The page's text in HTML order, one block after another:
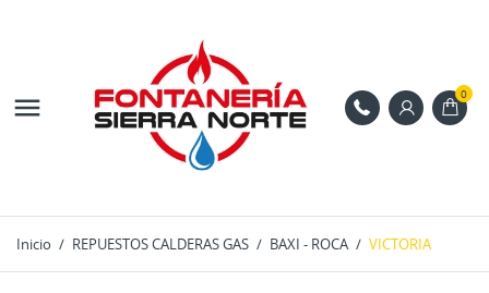
 0
Inicio REPUESTOS CALDERAS GAS BAXI - ROCA VICTORIA